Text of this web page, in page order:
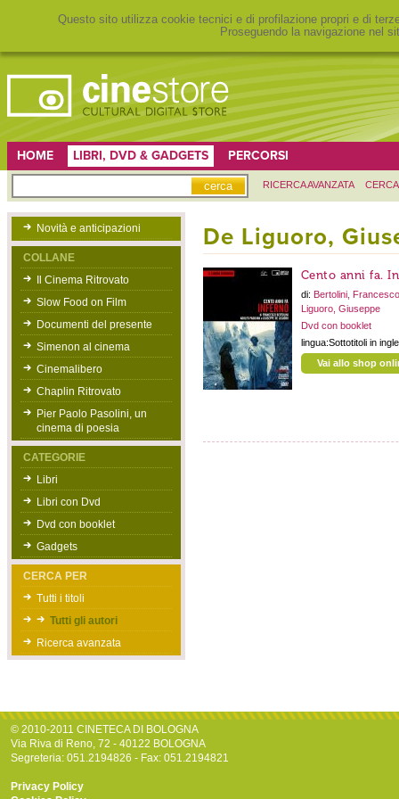
Questo sito utilizza cookie tecnici e di profilazione propri e di
Proseguendo la navigazione nel
HOME LIBRI, DVD & GADGETS PERCORSI
RICERCA AVANZATA
Novità e anticipazioni
COLLANE
Il Cinema Ritrovato
Slow Food on Film
Documenti del presente
Simenon al cinema
Cinemalibero
Chaplin Ritrovato
Pier Paolo Pasolini, un
cinema di poesia
CATEGORIE
Libri
Libri con Dvd
Dvd con booklet
Gadgets
CERCA PER
Tutti i titoli
Tutti gli autori
Ricerca avanzata
De Liguoro,
Cento anni fa.
di: Bertolini,
Liguoro, Giuseppe
Dvd con booklet
lingua:Sottotitoli in
Vai allo shop
© 2010-2011 CINETECA DI BOLOGNA
Via Riva di Reno, 72 - 40122 BOLOGNA
Segreteria: 051.2194826 - Fax: 051.2194821
Privacy Policy